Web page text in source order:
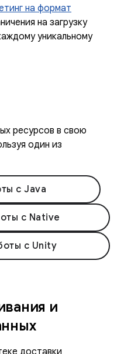
на формат
на загрузку
уникальному
ресурсов в свою
один из
с Java
с Native
с Unity
и
доставки